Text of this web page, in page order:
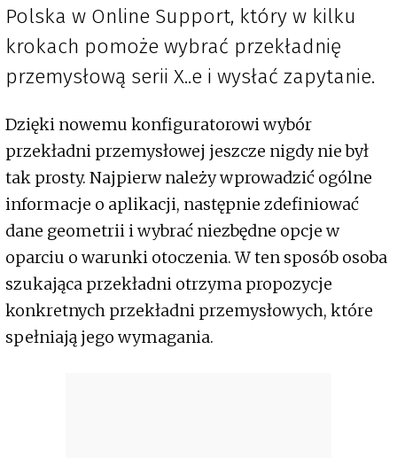
Polska w Online Support, który w kilku
krokach pomoże wybrać przekładnię
przemysłową serii X..e i wysłać zapytanie.
Dzięki nowemu konfiguratorowi wybór
przekładni przemysłowej jeszcze nigdy nie był
tak prosty. Najpierw należy wprowadzić ogólne
informacje o aplikacji, następnie zdefiniować
dane geometrii i wybrać niezbędne opcje w
oparciu o warunki otoczenia. W ten sposób osoba
szukająca przekładni otrzyma propozycje
konkretnych przekładni przemysłowych, które
spełniają jego wymagania.